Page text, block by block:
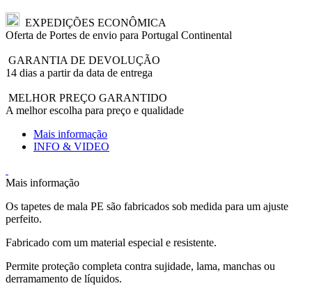
EXPEDIÇÕES ECONÔMICA
Oferta de Portes de envio para Portugal Continental
GARANTIA DE DEVOLUÇÃO
14 dias a partir da data de entrega
MELHOR PREÇO GARANTIDO
A melhor escolha para preço e qualidade
Mais informação
INFO & VIDEO
Mais informação
Os tapetes de mala PE são fabricados sob medida para um ajuste
perfeito.
Fabricado com um material especial e resistente.
Permite proteção completa contra sujidade, lama, manchas ou
derramamento de líquidos.